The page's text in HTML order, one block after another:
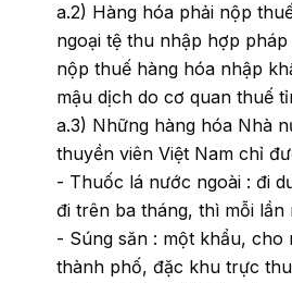
a.2) Hàng hóa phải nộp
ngoại tệ thu nhập hợp
nộp thuế hàng hóa nhập
mậu dịch do cơ quan thuế
a.3) Những hàng hóa Nhà
thuyền viên Việt Nam chỉ
- Thuốc lá nước ngoài : đi
đi trên ba tháng, thì mỗi
- Súng săn : một khẩu, cho
thành phố, đặc khu trực